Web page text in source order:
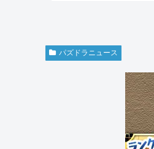
パズドラニュース